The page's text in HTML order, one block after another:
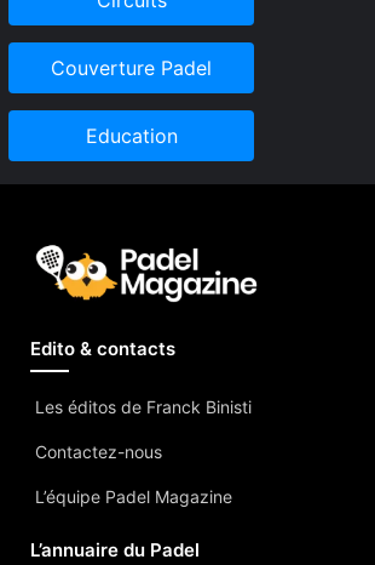
Couverture Padel
Education
Edito & contacts
Les éditos de Franck Binisti
Contactez-nous
L’équipe Padel Magazine
L’annuaire du Padel